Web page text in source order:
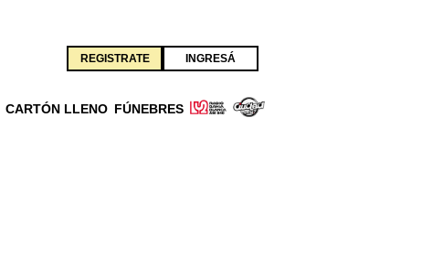
REGISTRATE INGRESÁ
CARTÓN LLENO FÚNEBRES